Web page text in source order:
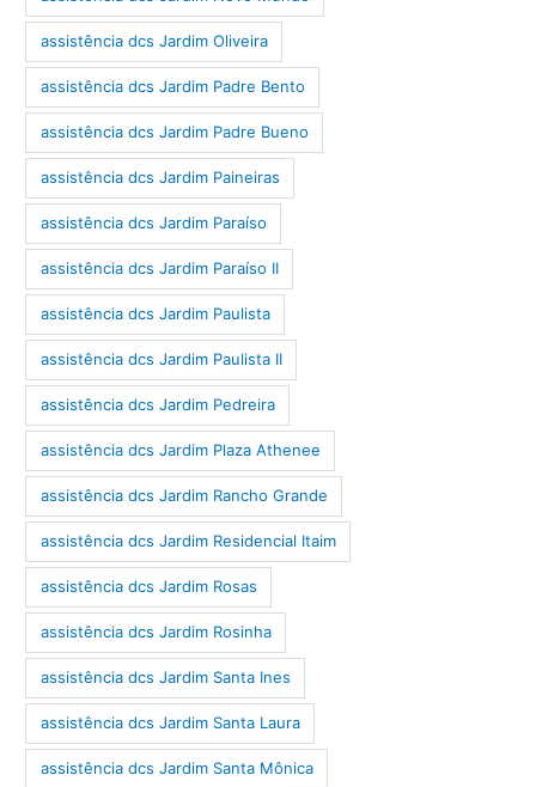
assistência dcs Jardim Oliveira
assistência dcs Jardim Padre Bento
assistência dcs Jardim Padre Bueno
assistência dcs Jardim Paineiras
assistência dcs Jardim Paraíso
assistência dcs Jardim Paraíso II
assistência dcs Jardim Paulista
assistência dcs Jardim Paulista II
assistência dcs Jardim Pedreira
assistência dcs Jardim Plaza Athenee
assistência dcs Jardim Rancho Grande
assistência dcs Jardim Residencial Itaim
assistência dcs Jardim Rosas
assistência dcs Jardim Rosinha
assistência dcs Jardim Santa Ines
assistência dcs Jardim Santa Laura
assistência dcs Jardim Santa Mônica